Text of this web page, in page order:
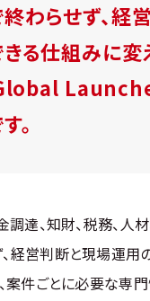
わらせず、経
る仕組みに変
。
調達、知財、税務、人
経営判断と現場運用
案件ごとに必要な専